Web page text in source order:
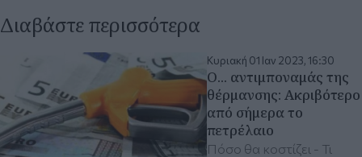
Διαβάστε περισσότερα
Κυριακή 01 Ιαν 2023, 16:30
Ο... αντιμποναμάς της
θέρμανσης: Ακριβότερο
από σήμερα το
πετρέλαιο
Πόσο θα κοστίζει - Τι